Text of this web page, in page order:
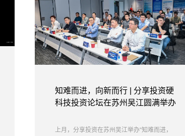
知难而进，向新而行 | 分享投资硬
科技投资论坛在苏州吴江圆满举办
上月，分享投资在苏州吴江举办“知难而进，